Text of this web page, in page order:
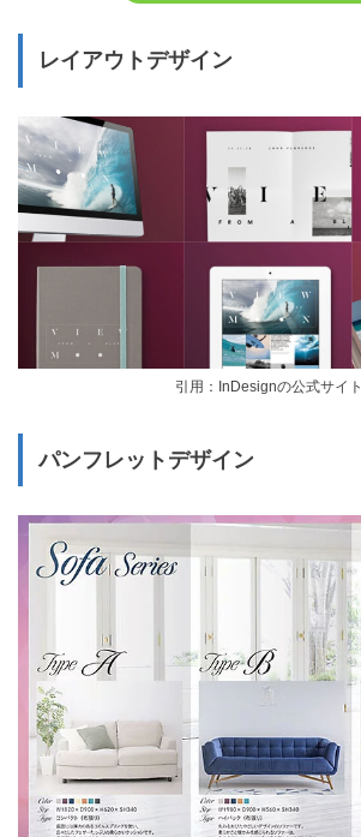
レイアウトデザイン
引用：InDesignの公式サイト
パンフレットデザイン